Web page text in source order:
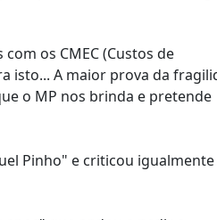
os CMEC (Custos de
isto... A maior prova da
o MP nos brinda e pretende
Pinho" e criticou igualmente